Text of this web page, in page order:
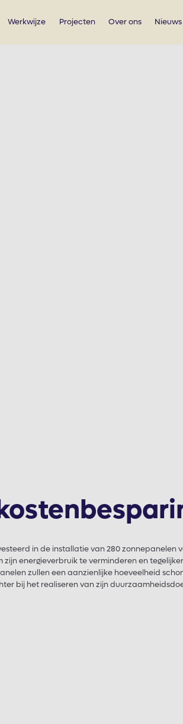
Werkwijze Projecten Over ons Nieuws
in de installatie van 280 zonnepanelen
energieverbruik te verminderen en
zullen een aanzienlijke hoeveelheid
bij het realiseren van zijn